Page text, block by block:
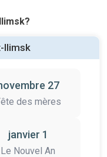
Ilimsk
27
des mères
janvier 1
Le Nouvel An